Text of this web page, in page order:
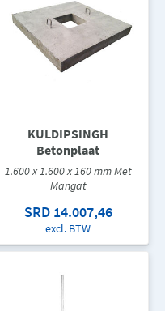
KULDIPSINGH
Betonplaat
1.600 x 1.600 x 160 mm Met
Mangat
SRD 14.007,46
excl. BTW